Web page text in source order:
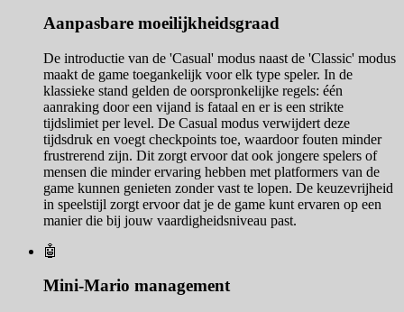
Aanpasbare moeilijkheidsgraad
De introductie van de 'Casual' modus naast de 'Classic' modus
maakt de game toegankelijk voor elk type speler. In de
klassieke stand gelden de oorspronkelijke regels: één
aanraking door een vijand is fataal en er is een strikte
tijdslimiet per level. De Casual modus verwijdert deze
tijdsdruk en voegt checkpoints toe, waardoor fouten minder
frustrerend zijn. Dit zorgt ervoor dat ook jongere spelers of
mensen die minder ervaring hebben met platformers van de
game kunnen genieten zonder vast te lopen. De keuzevrijheid
in speelstijl zorgt ervoor dat je de game kunt ervaren op een
manier die bij jouw vaardigheidsniveau past.
🤖
Mini-Mario management